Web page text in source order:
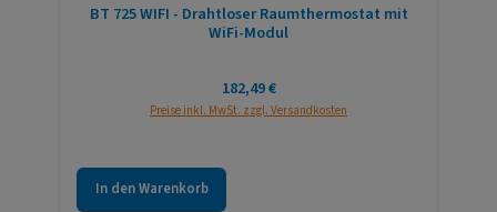
BT 725 WIFI - Drahtloser Raumthermostat mit
WiFi-Modul
Regulärer Preis:
182,49 €
Preise inkl. MwSt. zzgl. Versandkosten
In den Warenkorb